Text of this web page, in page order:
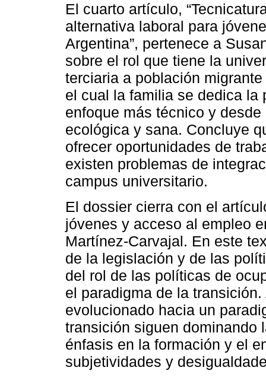
El cuarto artículo,
alternativa laboral para
Argentina”, pertenece a
sobre el rol que tiene la
terciaria a población
el cual la familia se dedica la
enfoque más técnico y
ecológica y sana. Concluye
ofrecer oportunidades de
existen problemas de
campus universitario.
El dossier cierra con el
jóvenes y acceso al empleo
Martínez-Carvajal. En este
de la legislación y de las
del rol de las políticas de
el paradigma de la
evolucionado hacia un
transición siguen dominando
énfasis en la formación y el
subjetividades y